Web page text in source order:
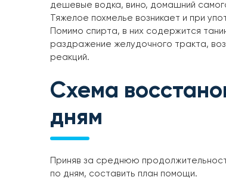
дешевые водка, вино, домашний
Тяжелое похмелье возникает и при
Помимо спирта, в них содержится
раздражение желудочного тракта,
реакций.
Схема
дням
Приняв за среднюю
по дням, составить план помощи.